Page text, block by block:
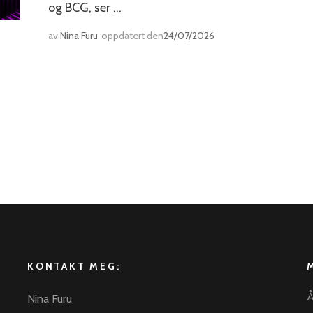
og BCG, ser …
avNina Furu oppdatert den24/07/2026
KONTAKT MEG:
Nina Furu